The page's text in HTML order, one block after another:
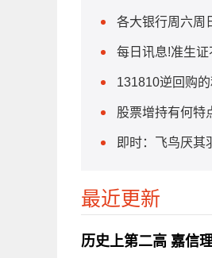
各大银行周六周
每日讯息!准生证
131810逆回购
股票增持有何特
即时：飞鸟厌其
最近更新
历史上第二高 嘉信